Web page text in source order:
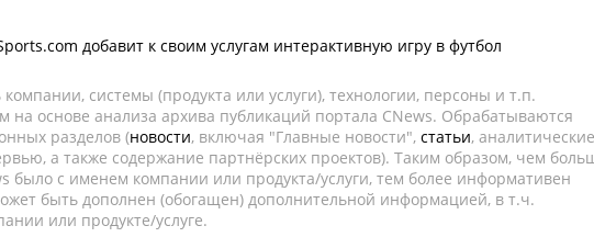
добавит к своим услугам интерактивную игру в футбол
системы (продукта или услуги), технологии, персоны и т.п.
на основе анализа архива публикаций портала CNews. Обрабатываются
разделов (новости, включая "Главные новости", статьи, аналитические
а также содержание партнёрских проектов). Таким образом, чем
было с именем компании или продукта/услуги, тем более информативен
быть дополнен (обогащен) дополнительной информацией, в т.ч.
или продукте/услуге.